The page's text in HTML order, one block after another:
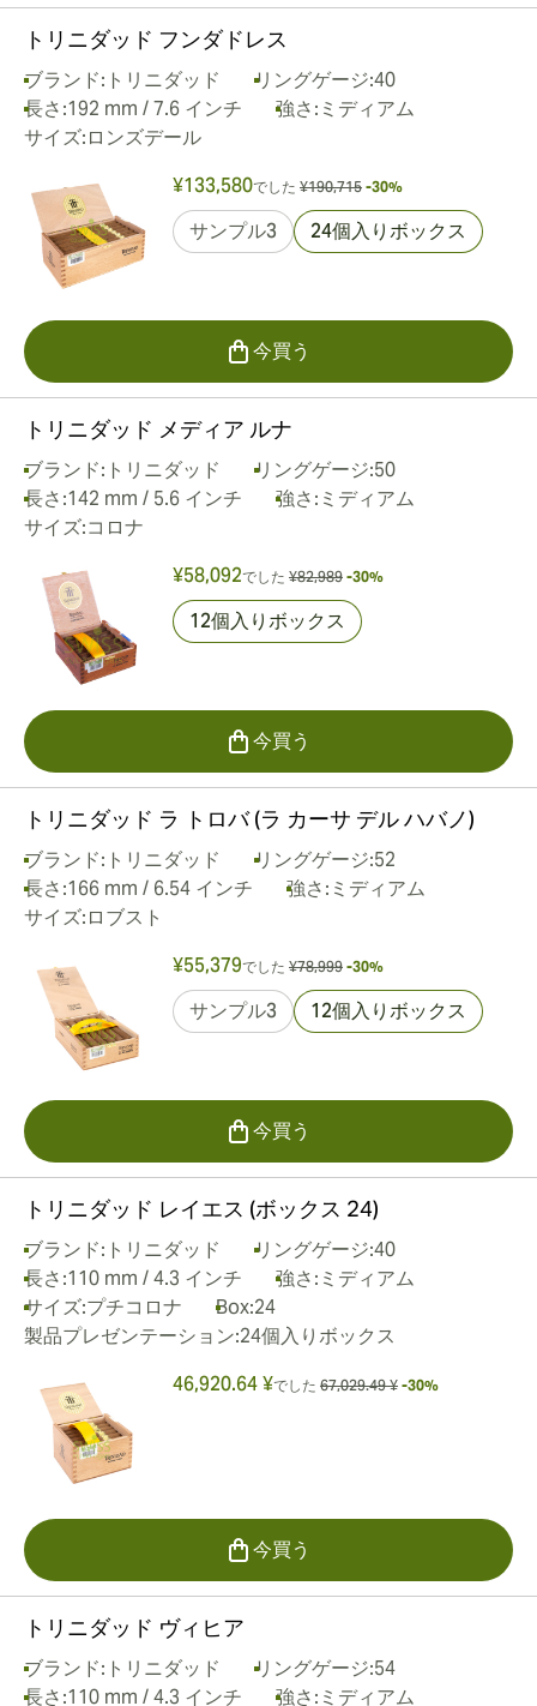
トリニダッド フンダドレス
ブランド: トリニダッド リングゲージ:40
長さ:192 mm / 7.6 インチ 強さ: ミディアム
サイズ:ロンズデール
¥133,580でした ¥190,715 -30%
サンプル3 24個入りボックス
今買う
トリニダッド メディア ルナ
ブランド: トリニダッド リングゲージ:50
長さ:142 mm / 5.6 インチ 強さ: ミディアム
サイズ:コロナ
¥58,092でした ¥82,989 -30%
12個入りボックス
今買う
トリニダッド ラ トロバ (ラ カーサ デル ハバノ)
ブランド: トリニダッド リングゲージ:52
長さ:166 mm / 6.54 インチ 強さ: ミディアム
サイズ:ロブスト
¥55,379でした ¥78,999 -30%
サンプル3 12個入りボックス
今買う
トリニダッド レイエス (ボックス 24)
ブランド: トリニダッド リングゲージ:40
長さ:110 mm / 4.3 インチ 強さ: ミディアム
サイズ:プチコロナ Box:24
製品プレゼンテーション:24個入りボックス
46,920.64 ¥でした 67,029.49 ¥ -30%
今買う
トリニダッド ヴィヒア
ブランド: トリニダッド リングゲージ:54
長さ:110 mm / 4.3 インチ 強さ: ミディアム